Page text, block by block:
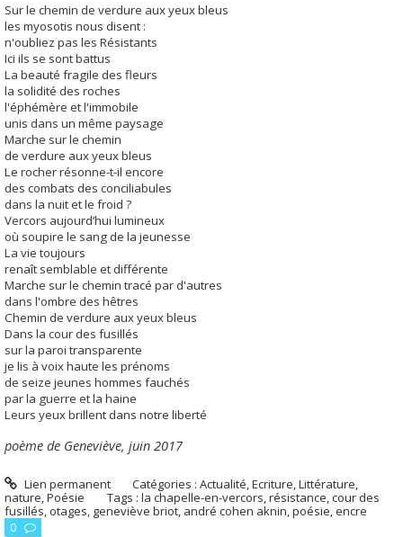
Sur le chemin de verdure aux yeux bleus
les myosotis nous disent :
n'oubliez pas les Résistants
Ici ils se sont battus
La beauté fragile des fleurs
la solidité des roches
l'éphémère et l'immobile
unis dans un même paysage
Marche sur le chemin
de verdure aux yeux bleus
Le rocher résonne-t-il encore
des combats des conciliabules
dans la nuit et le froid ?
Vercors aujourd’hui lumineux
où soupire le sang de la jeunesse
La vie toujours
renaît semblable et différente
Marche sur le chemin tracé par d'autres
dans l'ombre des hêtres
Chemin de verdure aux yeux bleus
Dans la cour des fusillés
sur la paroi transparente
je lis à voix haute les prénoms
de seize jeunes hommes fauchés
par la guerre et la haine
Leurs yeux brillent dans notre liberté
poème de Geneviève, juin 2017
Lien permanent Catégories :Actualité,Ecriture,Littérature,
nature,Poésie Tags : la chapelle-en-vercors,résistance,cour des
fusillés, otages, geneviève briot, andré cohen aknin,poésie,encre
0